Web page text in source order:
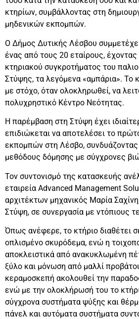
κτηρίων, συμβάλλοντας στη
μηδενικών εκπομπών.
Ο Δήμος Δυτικής Λέσβου
ένας από τους 20 εταίρους, έχοντας
κτηριακού συγκροτήματος του
Στύψης, τα λεγόμενα «αμπάρια». Το
με στόχο, όταν ολοκληρωθεί, να
πολυχρηστικό Κέντρο Νεότητας.
Η παρέμβαση στη Στύψη έχει
επιδιώκεται να αποτελέσει το
εκπομπών στη Λέσβο,
μεθόδους δόμησης με σύγχρονες
Τον συντονισμό της κατασκευής
εταιρεία Advanced Management
αρχιτέκτων μηχανικός Μαρία
Στύψη, σε συνεργασία με ντόπιους
Όπως ανέφερε, το κτήριο διαθέτει
οπλισμένο σκυρόδεμα, ενώ η
αποκλειστικά από ανακυκλωμένη
ξύλο και μόνωση από μαλλί
κεραμοσκεπή ακολουθεί την
ενώ με την ολοκλήρωσή του το
σύγχρονα συστήματα ψύξης και
πάνελ και αυτόματα συστήματα